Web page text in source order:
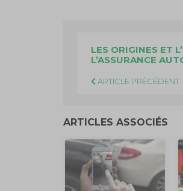
LES ORIGINES ET
L’ASSURANCE
ARTICLE PRÉCÉDENT
ARTICLES ASSOCIÉS